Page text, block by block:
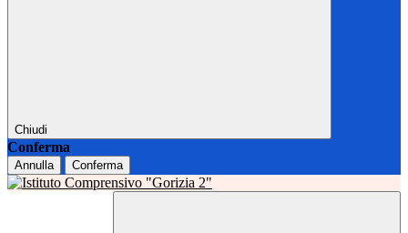
Chiudi
Conferma
Annulla Conferma